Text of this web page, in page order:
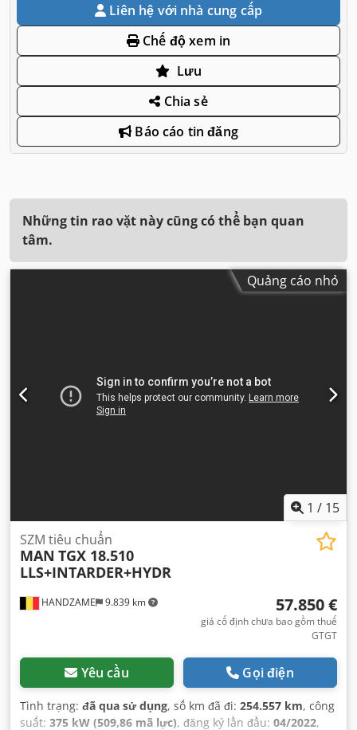
Liên hệ với nhà cung cấp
Chế độ xem in
Lưu
Chia sẻ
Báo cáo tin đăng
Những tin rao vặt này cũng có thể bạn quan
tâm.
Quảng cáo nhỏ
1 / 15
HANDZAME 9.839 km
SZM tiêu chuẩn
MAN TGX 18.510
LLS+INTARDER+HYDR
57.850 €
giá cố định chưa bao gồm thuế
GTGT
Yêu cầu Gọi điện
Tình trạng: đã qua sử dụng, số km đã đi: 254.557 km, công
suất: 375 kW (509,86 mã lực), đăng ký lần đầu: 04/2022,